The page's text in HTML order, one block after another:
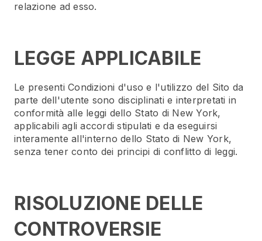
relazione ad esso.
LEGGE APPLICABILE
Le presenti Condizioni d'uso e l'utilizzo del Sito da
parte dell'utente sono disciplinati e interpretati in
conformità alle leggi dello Stato di New York,
applicabili agli accordi stipulati e da eseguirsi
interamente all'interno dello Stato di New York,
senza tener conto dei principi di conflitto di leggi.
RISOLUZIONE DELLE
CONTROVERSIE